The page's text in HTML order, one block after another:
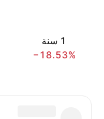
‎1‎ سنة
−18.53%